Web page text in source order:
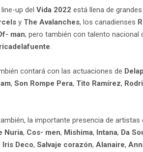
up del Vida 2022 está llena de
y The Avalanches, los canadienses
man; pero también con talento nacional
.
contará con las actuaciones de
, Son Rompe Pera, Tito Ramírez,
la importante presencia de
Nuria, Cos- men, Mishima, Intana, Da
Iris Deco, Salvaje corazón, Alanaire,